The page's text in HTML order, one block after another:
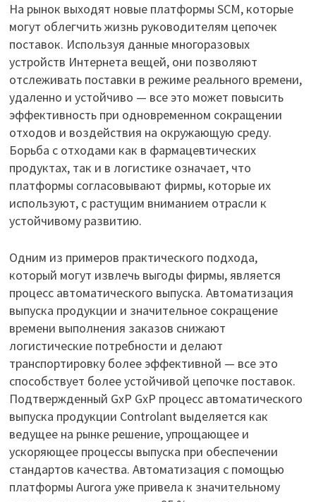
На рынок выходят новые платформы SCM, которые
могут облегчить жизнь руководителям цепочек
поставок. Используя данные многоразовых
устройств Интернета вещей, они позволяют
отслеживать поставки в режиме реального времени,
удаленно и устойчиво — все это может повысить
эффективность при одновременном сокращении
отходов и воздействия на окружающую среду.
Борьба с отходами как в фармацевтических
продуктах, так и в логистике означает, что
платформы согласовывают фирмы, которые их
используют, с растущим вниманием отрасли к
устойчивому развитию.
Одним из примеров практического подхода,
который могут извлечь выгоды фирмы, является
процесс автоматического выпуска. Автоматизация
выпуска продукции и значительное сокращение
времени выполнения заказов снижают
логистические потребности и делают
транспортировку более эффективной — все это
способствует более устойчивой цепочке поставок.
Подтвержденный GxP GxP процесс автоматического
выпуска продукции Controlant выделяется как
ведущее на рынке решение, упрощающее и
ускоряющее процессы выпуска при обеспечении
стандартов качества. Автоматизация с помощью
платформы Aurora уже привела к значительному